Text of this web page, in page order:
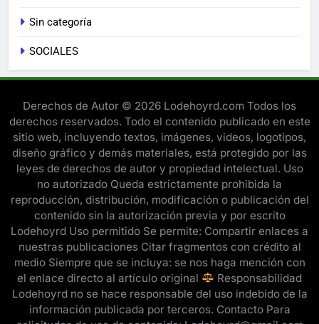
Sin categoría
SOCIALES
Derechos de Autor © 2026 Lodehoyrd.com Todos los
derechos reservados. Todo el contenido publicado en este
sitio web, incluyendo textos, imágenes, videos, logotipos,
diseño gráfico y demás materiales, está protegido por las
leyes de derechos de autor y propiedad intelectual. Uso
no autorizado Queda estrictamente prohibida la
reproducción, distribución, modificación o publicación del
contenido sin la autorización previa y por escrito
Lodehoyrd Uso permitido Se permite: Compartir enlaces a
nuestras publicaciones Citar fragmentos con crédito al
medio Siempre que se incluya: se nos haga mención con
el enlace directo al artículo original
Responsabilidad
Lodehoyrd no se hace responsable del uso indebido de la
información publicada por terceros. Contacto Para